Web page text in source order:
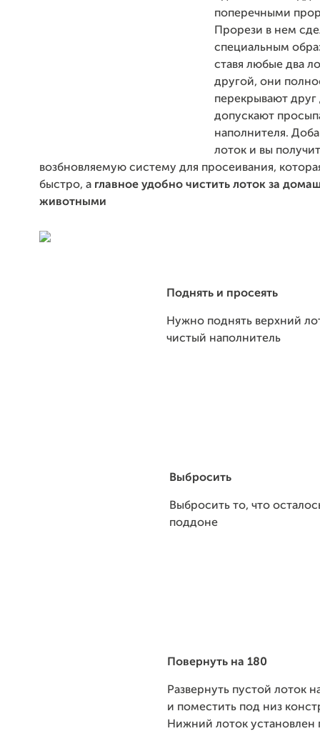
поперечными
Прорези в нем
специальным
ставя любые два
другой, они
перекрывают друг
допускают
наполнителя.
лоток и вы
возбновляемую систему для просеивания,
быстро, а главное удобно чистить лоток за
животными
Поднять и просеять
Нужно поднять верхний
чистый наполнитель
Выбросить
Выбросить то, что
поддоне
Повернуть на 180
Развернуть пустой лоток
и поместить под низ
Нижний лоток установлен